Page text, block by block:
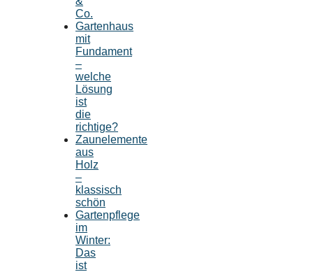
Co.
Gartenhaus
mit
Fundament
–
welche
Lösung
ist
die
richtige?
Zaunelemente
aus
Holz
–
klassisch
schön
Gartenpflege
im
Winter:
Das
ist